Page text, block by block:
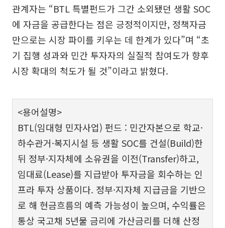
관계자는 “BTL 특별펀드가 그간 소외됐던 생활 SOC
에 자금을 공급한다는 점은 긍정적이지만, 정책자금
만으로는 시장 파이를 키우는 데 한계가 있다”며 “초
기 집행 성과와 민간 투자자의 실질적 참여도가 향후
시장 확대의 척도가 될 것”이라고 밝혔다.
<용어설명>
BTL(임대형 민자사업) 펀드 : 민간자본으로 학교·
하수관거·복지시설 등 생활 SOC를 건설(Build)한
뒤 정부·지자체에 소유권을 이전(Transfer)하고,
임대료(Lease)를 지급받아 투자금을 회수하는 인
프라 투자 상품이다. 정부·지자체 지급금을 기반으
로 해 현금흐름의 예측 가능성이 높으며, 수익률은
통상 국고채 5년물 금리에 가산금리를 더해 산정